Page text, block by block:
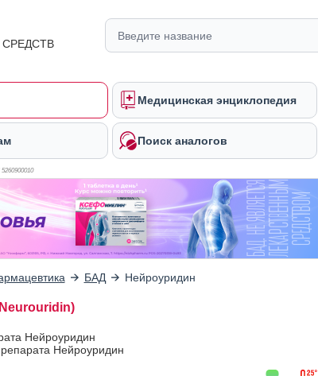
Медицинская энциклопедия
Поиск аналогов
0900010
БАД Нейроуридин
Нейроуридин
Нейроуридин